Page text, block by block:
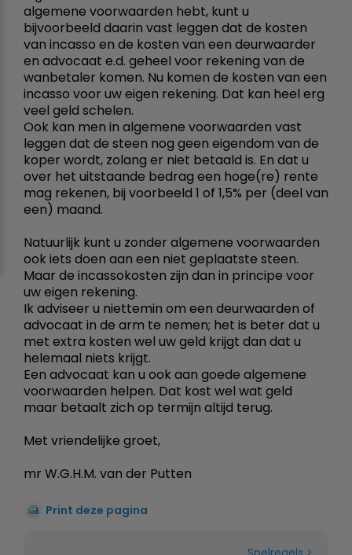
algemene voorwaarden hebt, kunt u
bijvoorbeeld daarin vast leggen dat de kosten
van incasso en de kosten van een deurwaarder
en advocaat e.d. geheel voor rekening van de
wanbetaler komen. Nu komen de kosten van een
incasso voor uw eigen rekening. Dat kan heel erg
veel geld schelen.
Ook kan men in algemene voorwaarden vast
leggen dat de steen nog geen eigendom van de
koper wordt, zolang er niet betaald is. En dat u
over het uitstaande bedrag een hoge(re) rente
mag rekenen, bij voorbeeld 1 of 1,5% per (deel van
een) maand.
Natuurlijk kunt u zonder algemene voorwaarden
ook iets doen aan een niet geplaatste steen.
Maar de incassokosten zijn dan in principe voor
uw eigen rekening.
Ik adviseer u niettemin om een deurwaarden of
advocaat in de arm te nemen; het is beter dat u
met extra kosten wel uw geld krijgt dan dat u
helemaal niets krijgt.
Een advocaat kan u ook aan goede algemene
voorwaarden helpen. Dat kost wel wat geld
maar betaalt zich op termijn altijd terug.
Met vriendelijke groet,
mr W.G.H.M. van der Putten
Print deze pagina